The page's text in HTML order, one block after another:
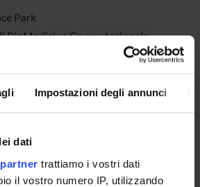
Impostazioni degli annunci
dati
trattiamo i vostri dati
il vostro numero IP, utilizzando
Park
BioMedicina Computazionale